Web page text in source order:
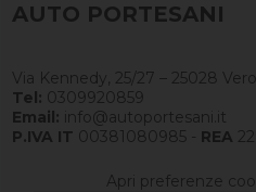
AUTO PORTESANI
Via Kennedy, 25/27 – 25028
Tel: 0309920859
Email: info@autoportesani.it
P.IVA IT 00381080985 - REA
Apri preferenze